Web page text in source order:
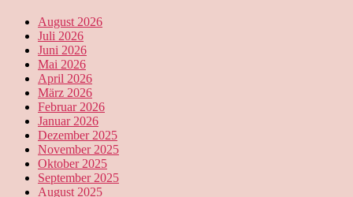
August 2026
Juli 2026
Juni 2026
Mai 2026
April 2026
März 2026
Februar 2026
Januar 2026
Dezember 2025
November 2025
Oktober 2025
September 2025
August 2025